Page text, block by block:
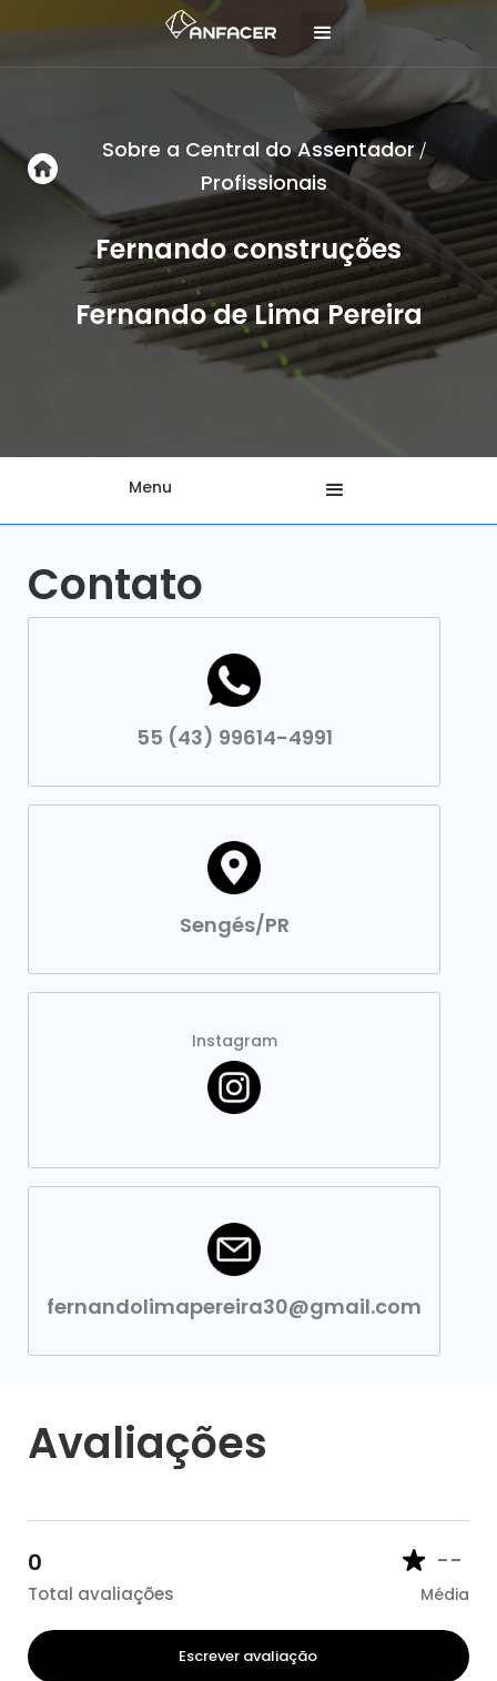
Sobre a Central do Assentador/
Profissionais
Fernando construções
Fernando de Lima Pereira
Menu
Contato
55 (43) 99614-4991
Sengés/PR
Instagram
fernandolimapereira30@gmail.com
Avaliações
0
Total avaliações
--
Média
Escrever avaliação